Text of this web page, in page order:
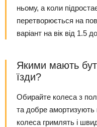
ньому, а коли
перетворюється на
варіант на вік від 1.5
Якими мають
їзди?
Обирайте колеса з
та добре амортизують
колеса гримлять і